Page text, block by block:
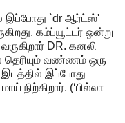
இப்போது `dr ஆர்ட்ஸ்'
கம்ப்யூட்டர் ஒன்று
DR. கனலி
தெரியும் வண்ணம் ஒரு
இடத்தில் இப்போது
நிற்கிறார். (‘பில்லா